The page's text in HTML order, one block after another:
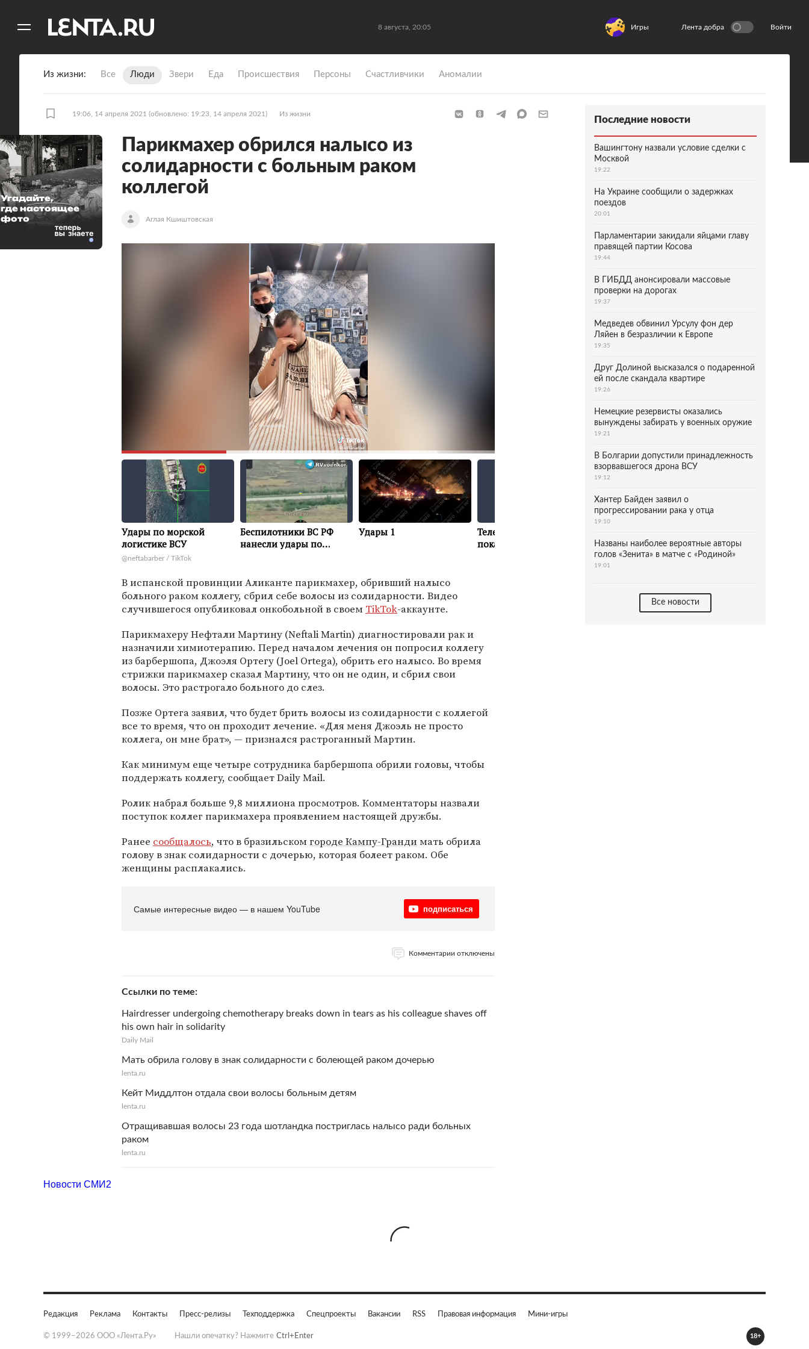
8 августа, 20:05 Игры Лента добра Войти
Из жизни Все Люди Звери Еда Происшествия Персоны Счастливчики Аномалии
19:06, 14 апреля 2021 (обновлено: 19:23, 14 апреля 2021) Из жизни
Парикмахер обрился налысо из
солидарности с больным раком
коллегой
Аглая Кшиштовская
@neftabarber / TikTok
В испанской провинции Аликанте парикмахер, обривший налысо
больного раком коллегу, сбрил себе волосы из солидарности. Видео
случившегося опубликовал онкобольной в своем TikTok-аккаунте.
Парикмахеру Нефтали Мартину (Neftali Martin) диагностировали рак и
назначили химиотерапию. Перед началом лечения он попросил коллегу
из барбершопа, Джоэля Ортегу (Joel Ortega), обрить его налысо. Во время
стрижки парикмахер сказал Мартину, что он не один, и сбрил свои
волосы. Это растрогало больного до слез.
Позже Ортега заявил, что будет брить волосы из солидарности с коллегой
все то время, что он проходит лечение. «Для меня Джоэль не просто
коллега, он мне брат», — признался растроганный Мартин.
Как минимум еще четыре сотрудника барбершопа обрили головы, чтобы
поддержать коллегу, сообщает Daily Mail.
Ролик набрал больше 9,8 миллиона просмотров. Комментаторы назвали
поступок коллег парикмахера проявлением настоящей дружбы.
Ранее сообщалось, что в бразильскомгороде Кампу-Гранди мать обрила
голову в знак солидарности с дочерью, которая болеет раком. Обе
женщины расплакались.
Самые интересные видео — в нашем YouTube подписаться
Комментарии отключены
Ссылки по теме
Hairdresser undergoing chemotherapy breaks down in tears as his colleague shaves off
his own hair in solidarity
Daily Mail
Мать обрила голову в знак солидарности с болеющей раком дочерью
lenta.ru
Кейт Миддлтон отдала свои волосы больным детям
lenta.ru
Отращивавшая волосы 23 года шотландка постриглась налысо ради больных
раком
lenta.ru
Угадайте,
где настоящее
фото
Последние новости
Вашингтону назвали условие сделки с
Москвой
19:22
На Украине сообщили о задержках
поездов
20:01
Парламентарии закидали яйцами главу
правящей партии Косова
19:44
В ГИБДД анонсировали массовые
проверки на дорогах
19:37
Медведев обвинил Урсулу фон дер
Ляйен в безразличии к Европе
19:35
Друг Долиной высказался о подаренной
ей после скандала квартире
19:26
Немецкие резервисты оказались
вынуждены забирать у военных оружие
19:21
В Болгарии допустили принадлежность
взорвавшегося дрона ВСУ
19:12
Хантер Байден заявил о
прогрессировании рака у отца
19:10
Названы наиболее вероятные авторы
голов «Зенита» в матче с «Родиной»
19:01
Все новости
Новости СМИ2
Редакция Реклама Контакты Пресс-релизы Техподдержка Спецпроекты Вакансии RSS Правовая информация Мини-игры
© 1999–2026 ООО «Лента.Ру» Нашли опечатку? Нажмите Ctrl+Enter 18+